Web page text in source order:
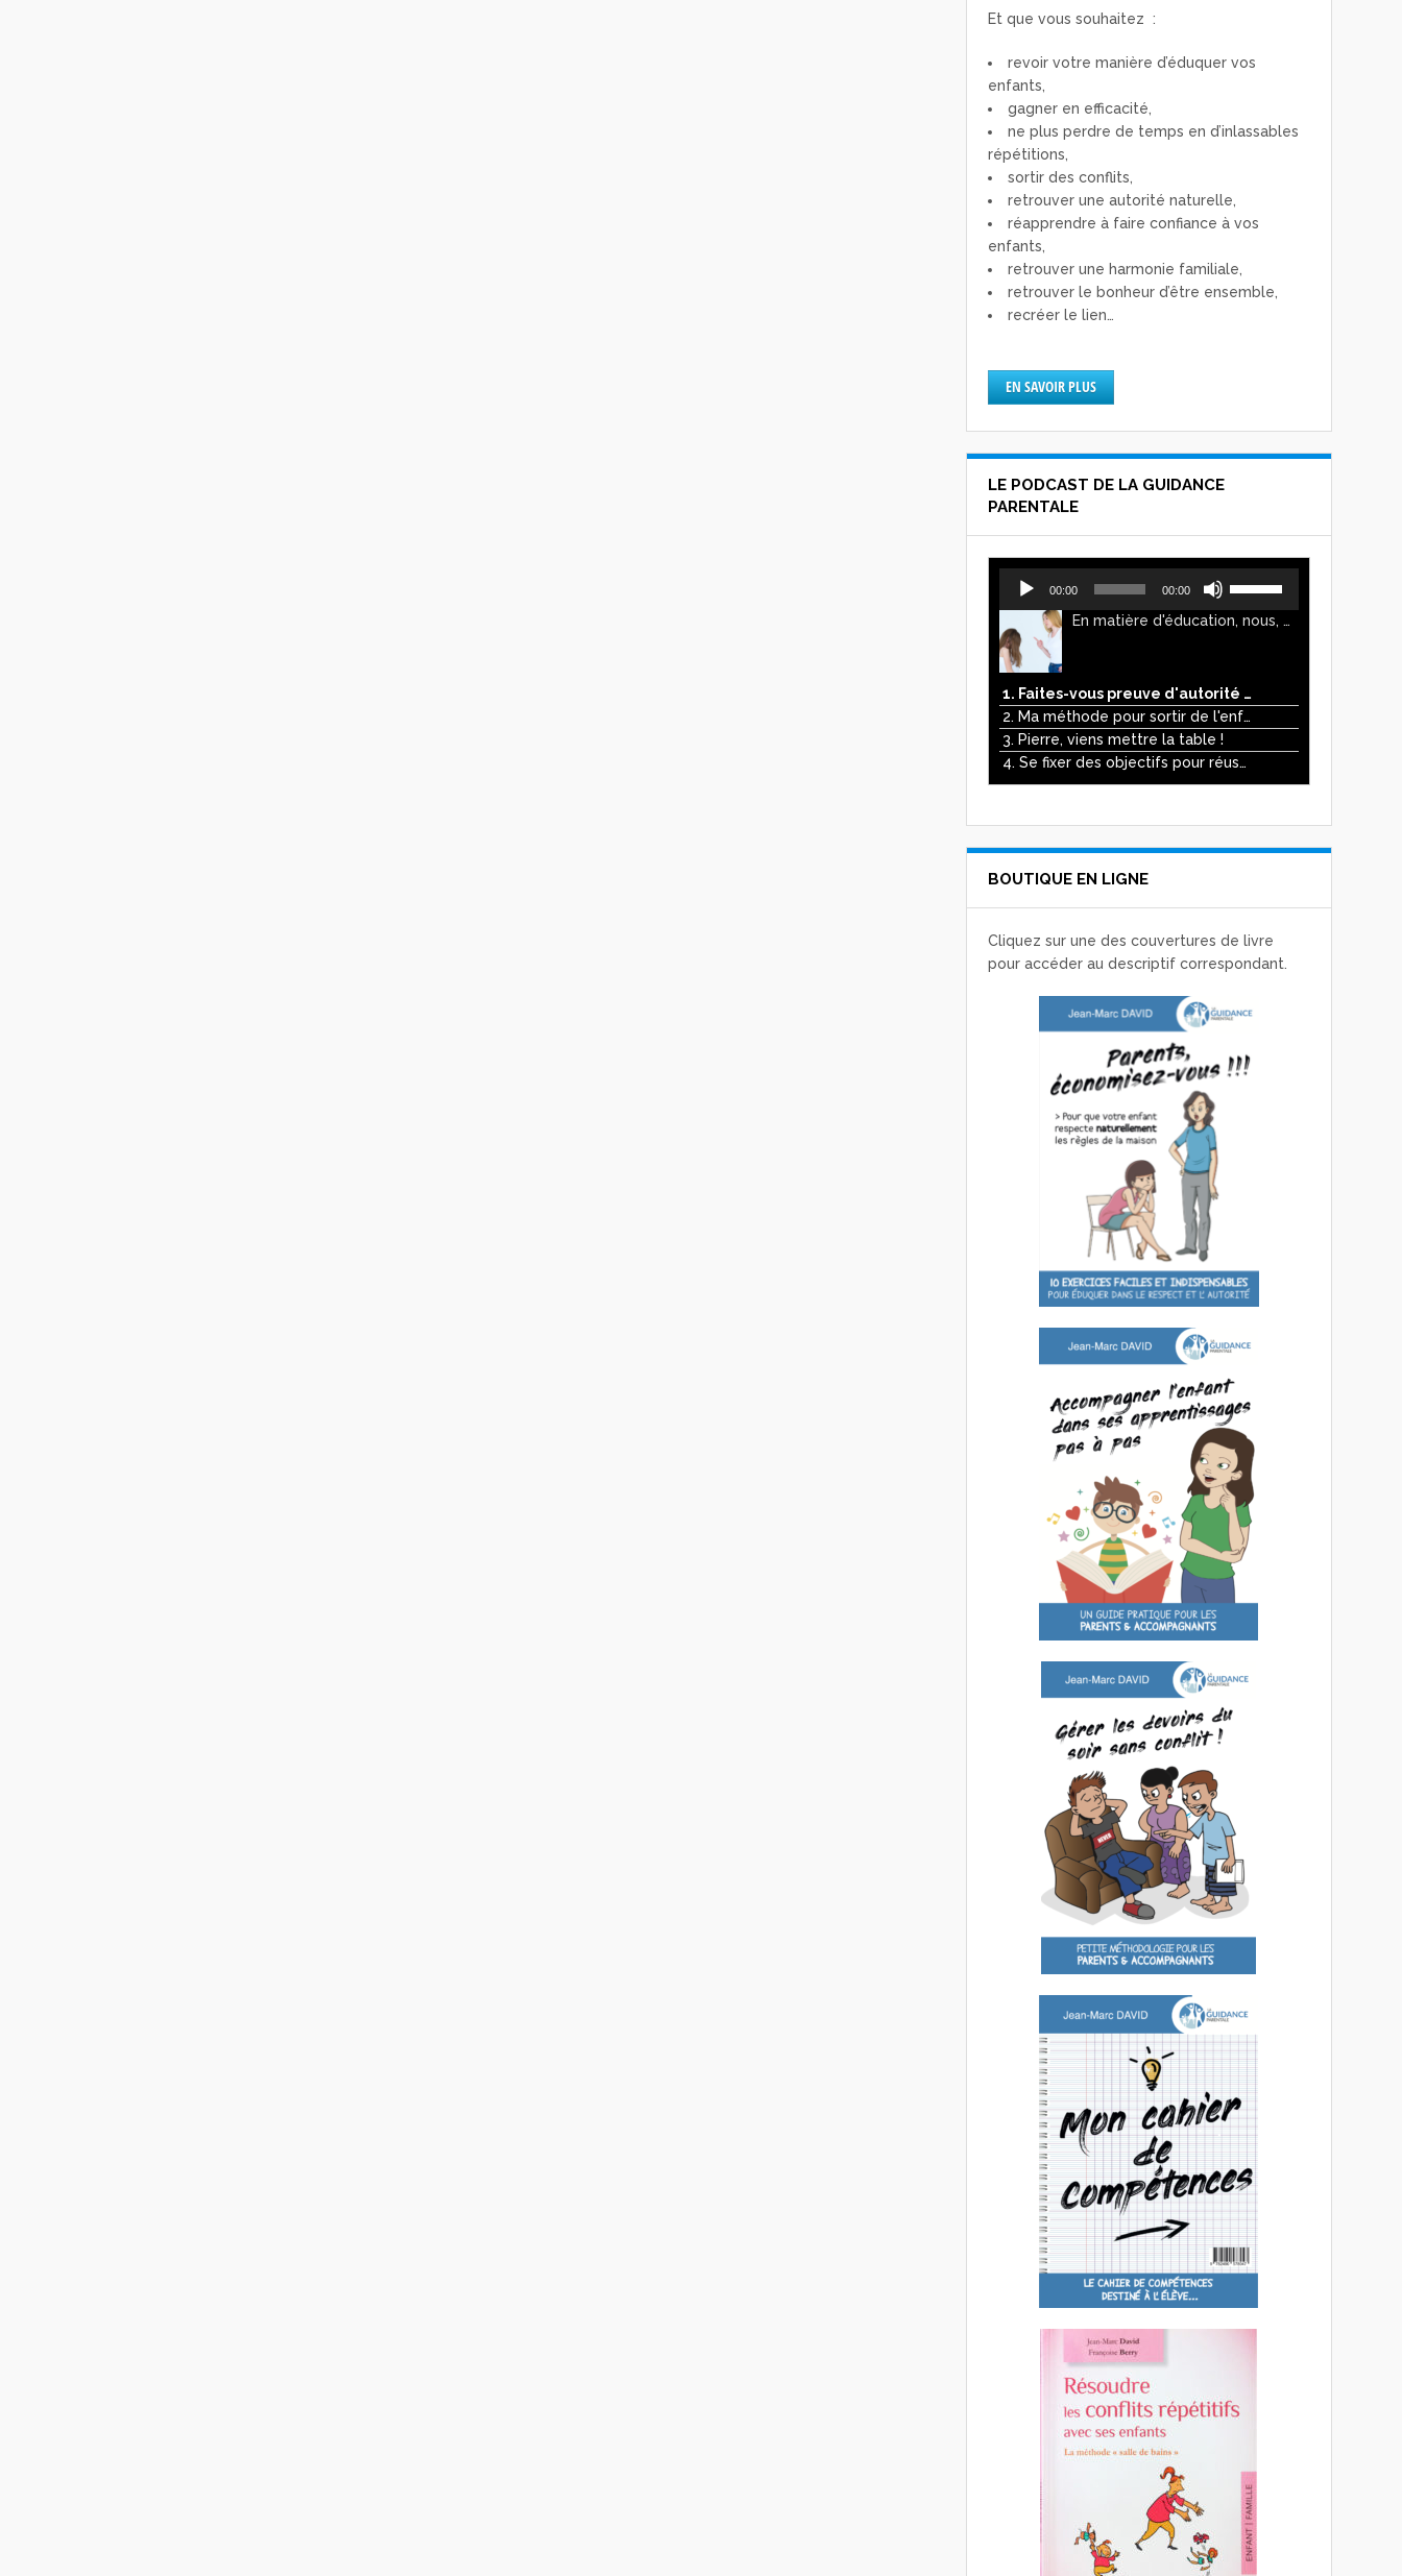
Et que vous souhaitez :
revoir votre manière d’éduquer vos
enfants,
gagner en efficacité,
ne plus perdre de temps en d’inlassables
répétitions,
sortir des conflits,
retrouver une autorité naturelle,
réapprendre à faire confiance à vos
enfants,
retrouver une harmonie familiale,
retrouver le bonheur d’être ensemble,
recréer le lien…
EN SAVOIR PLUS
LE PODCAST DE LA GUIDANCE
PARENTALE
Lecteur
audio
00:00 00:00
flèches
augmenter
ou
diminuer
le
En matière d'éducation, nous, parents, avons l'impression de faire preuve d'autorité. Mais n'est-ce pas, parfois, plutôt un jeu de pouvoir ? Ce podcast vous permettra d'y voir plus clair !
1. Faites-vous preuve d'autorité ou de pouvoir avec vos enfants ?
2. Ma méthode pour sortir de l'enfer des écrans
3. Pierre, viens mettre la table !
4. Se fixer des objectifs pour réussir
BOUTIQUE EN LIGNE
Cliquez sur une des couvertures de livre
pour accéder au descriptif correspondant.